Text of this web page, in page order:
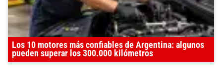
Los 10 motores más confiables de Argentina: algunos
pueden superar los 300.000 kilómetros